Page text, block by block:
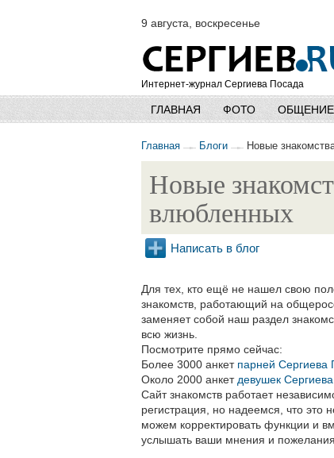
9 августа, воскресенье
Интернет-журнал Сергиева Посада
ГЛАВНАЯ ФОТО ОБЩЕНИЕ
Главная Блоги Новые
Новые
влюбленных
Написать в блог
Для тех, кто ещё не нашел свою
знакомств, работающий на
заменяет собой наш раздел
всю жизнь.
Посмотрите прямо сейчас:
Более 3000 анкет парней Сергиева
Около 2000 анкетдевушек
Сайт знакомств работает
регистрация, но надеемся, что это
можем корректировать функции и
услышать ваши мнения и